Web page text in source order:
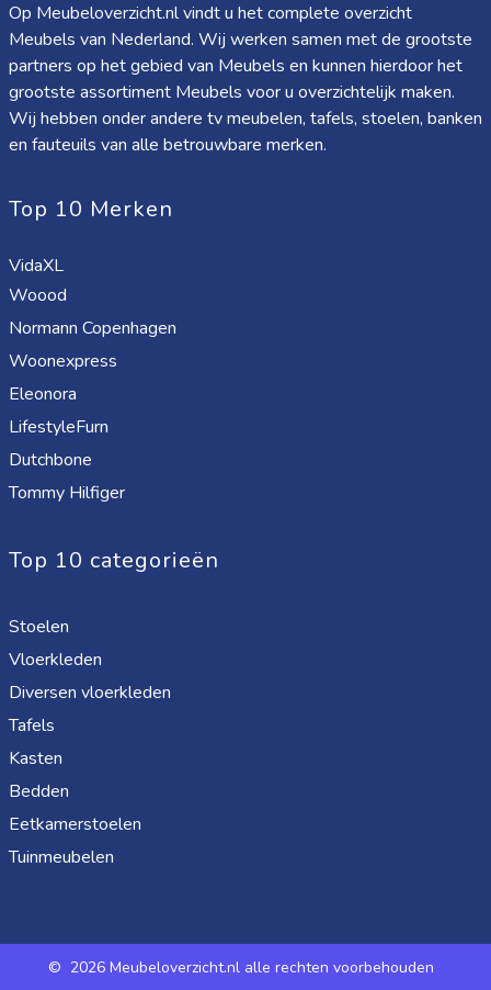
Op Meubeloverzicht.nl vindt u het complete overzicht
Meubels van Nederland. Wij werken samen met de grootste
partners op het gebied van Meubels en kunnen hierdoor het
grootste assortiment Meubels voor u overzichtelijk maken.
Wij hebben onder andere tv meubelen, tafels, stoelen, banken
en fauteuils van alle betrouwbare merken.
Top 10 Merken
VidaXL
Woood
Normann Copenhagen
Woonexpress
Eleonora
LifestyleFurn
Dutchbone
Tommy Hilfiger
Top 10 categorieën
Stoelen
Vloerkleden
Diversen vloerkleden
Tafels
Kasten
Bedden
Eetkamerstoelen
Tuinmeubelen
© 2026 Meubeloverzicht.nl alle rechten voorbehouden